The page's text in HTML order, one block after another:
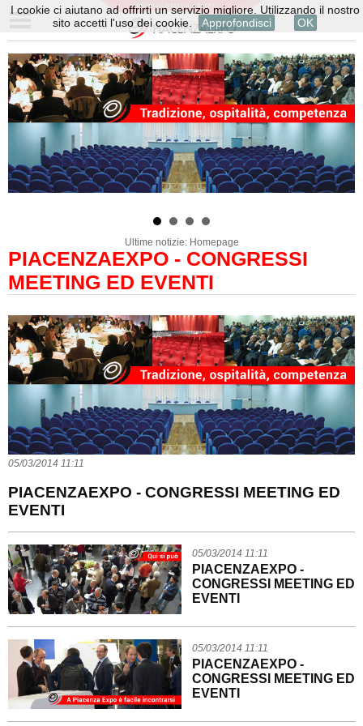
Ultime notizie: Homepage
PIACENZAEXPO - CONGRESSI
MEETING ED EVENTI
05/03/2014 11:11
PIACENZAEXPO - CONGRESSI MEETING ED
EVENTI
05/03/2014 11:11
PIACENZAEXPO -
CONGRESSI MEETING ED
EVENTI
05/03/2014 11:11
PIACENZAEXPO -
CONGRESSI MEETING ED
EVENTI
I cookie ci aiutano ad offrirti un servizio migliore. Utilizzando il nostro
sito accetti l'uso dei cookie.
Approfondisci OK